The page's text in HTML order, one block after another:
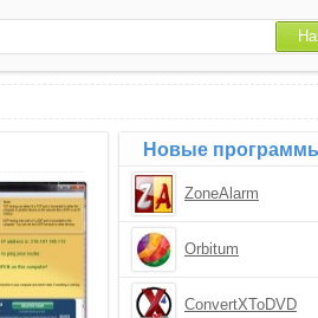
Новые
ZoneAlarm
Orbitum
ConvertXToDVD